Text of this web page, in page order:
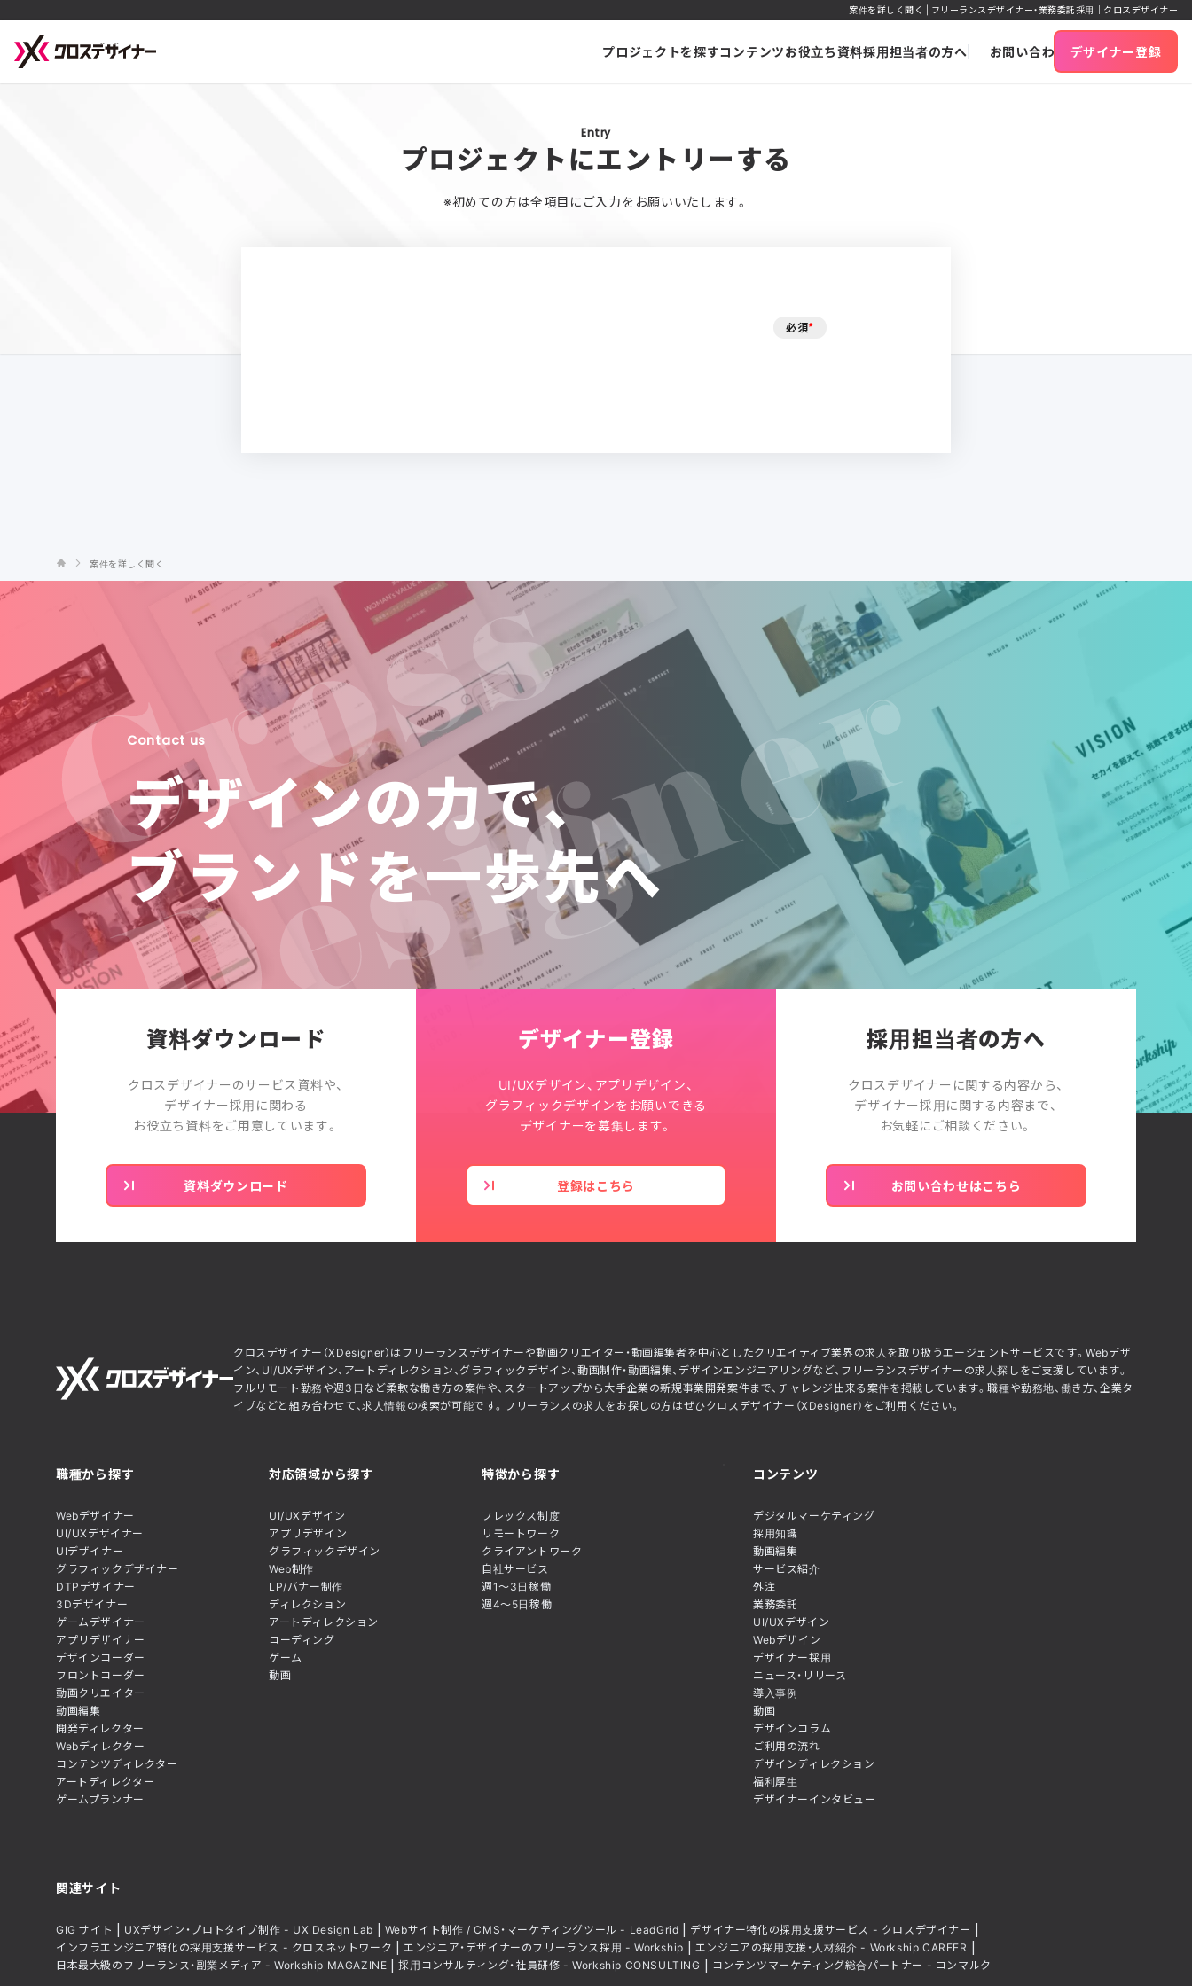
案件を詳しく聞く | フリーランスデザイナー・業務委託採用｜クロスデザイナー
プロジェクトを探すコンテンツお役立ち資料採用担当者の方へ お問い合わせ デザイナー登録
Entry
プロジェクトにエントリーする
※初めての方は全項目にご入力をお願いいたします。
必須*
案件を詳しく聞く
Contact us
デザインの力で、
ブランドを一歩先へ
資料ダウンロード
クロスデザイナーのサービス資料や、
デザイナー採用に関わる
お役立ち資料をご用意しています。
資料ダウンロード
デザイナー登録
UI/UXデザイン、アプリデザイン、
グラフィックデザインをお願いできる
デザイナーを募集します。
登録はこちら
採用担当者の方へ
クロスデザイナーに関する内容から、
デザイナー採用に関する内容まで、
お気軽にご相談ください。
お問い合わせはこちら
クロスデザイナー（XDesigner）はフリーランスデザイナーや動画クリエイター・動画編集者を中心としたクリエイティブ業界の求人を取り扱うエージェントサービスです。Webデザ
イン、UI/UXデザイン、アートディレクション、グラフィックデザイン、動画制作・動画編集、デザインエンジニアリングなど、フリーランスデザイナーの求人探しをご支援しています。
フルリモート勤務や週3日など柔軟な働き方の案件や、スタートアップから大手企業の新規事業開発案件まで、チャレンジ出来る案件を掲載しています。職種や勤務地、働き方、企業タ
イプなどと組み合わせて、求人情報の検索が可能です。フリーランスの求人をお探しの方はぜひクロスデザイナー（XDesigner）をご利用ください。
職種から探す
Webデザイナー
UI/UXデザイナー
UIデザイナー
グラフィックデザイナー
DTPデザイナー
3Dデザイナー
ゲームデザイナー
アプリデザイナー
デザインコーダー
フロントコーダー
動画クリエイター
動画編集
開発ディレクター
Webディレクター
コンテンツディレクター
アートディレクター
ゲームプランナー
対応領域から探す
UI/UXデザイン
アプリデザイン
グラフィックデザイン
Web制作
LP/バナー制作
ディレクション
アートディレクション
コーディング
ゲーム
動画
特徴から探す
フレックス制度
リモートワーク
クライアントワーク
自社サービス
週1〜3日稼働
週4〜5日稼働
コンテンツ
デジタルマーケティング
採用知識
動画編集
サービス紹介
外注
業務委託
UI/UXデザイン
Webデザイン
デザイナー採用
ニュース・リリース
導入事例
動画
デザインコラム
ご利用の流れ
デザインディレクション
福利厚生
デザイナーインタビュー
関連サイト
GIG サイト UXデザイン・プロトタイプ制作 - UX Design Lab Webサイト制作 / CMS・マーケティングツール - LeadGrid
デザイナー特化の採用支援サービス - クロスデザイナー
インフラエンジニア特化の採用支援サービス - クロスネットワーク
エンジニア・デザイナーのフリーランス採用 - Workship
エンジニアの採用支援・人材紹介 - Workship CAREER
日本最大級のフリーランス・副業メディア - Workship MAGAZINE
採用コンサルティング・社員研修 - Workship CONSULTING コンテンツマーケティング総合パートナー - コンマルク